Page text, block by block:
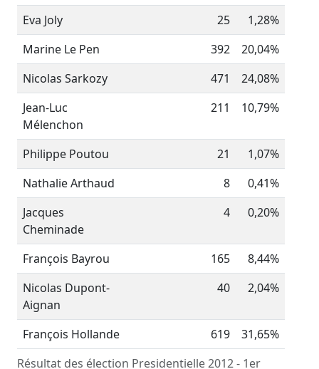
Résultat des élection Presidentielle 2012 - 1er
Eva Joly
25
1,28%
Marine Le Pen
392
20,04%
Nicolas Sarkozy
471
24,08%
Jean-Luc
Mélenchon
211 10,79%
Philippe Poutou 21
1,07%
Nathalie Arthaud
8
0,41%
Jacques
Cheminade
4 0,20%
François Bayrou 165
8,44%
Nicolas Dupont-
Aignan
40 2,04%
François Hollande 619 31,65%